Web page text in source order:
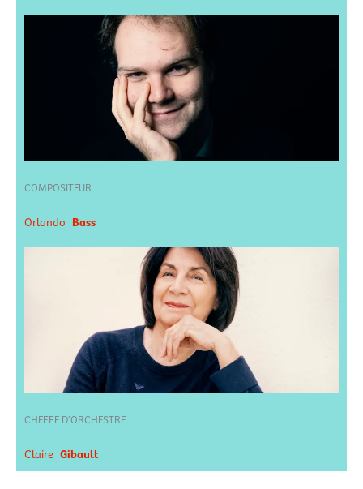
COMPOSITEUR
Orlando Bass
CHEFFE D'ORCHESTRE
Claire Gibault